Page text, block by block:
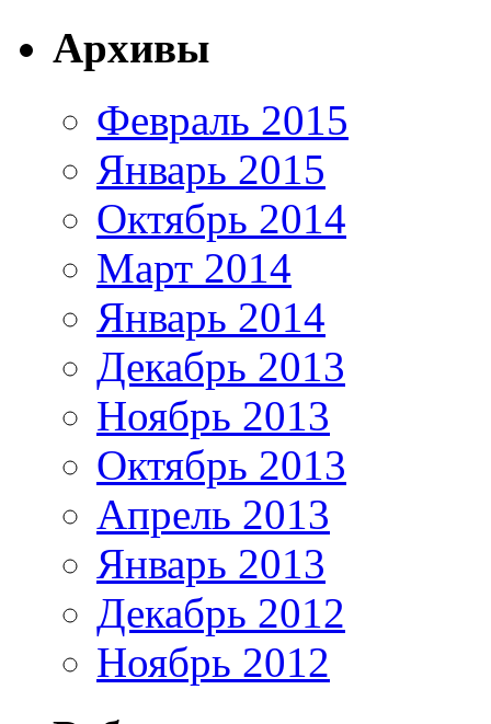
Архивы
Февраль 2015
Январь 2015
Октябрь 2014
Март 2014
Январь 2014
Декабрь 2013
Ноябрь 2013
Октябрь 2013
Апрель 2013
Январь 2013
Декабрь 2012
Ноябрь 2012